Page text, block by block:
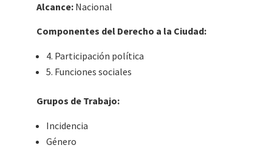
Alcance: Nacional
Componentes del Derecho a la Ciudad:
4. Participación política
5. Funciones sociales
Grupos de Trabajo:
Incidencia
Género